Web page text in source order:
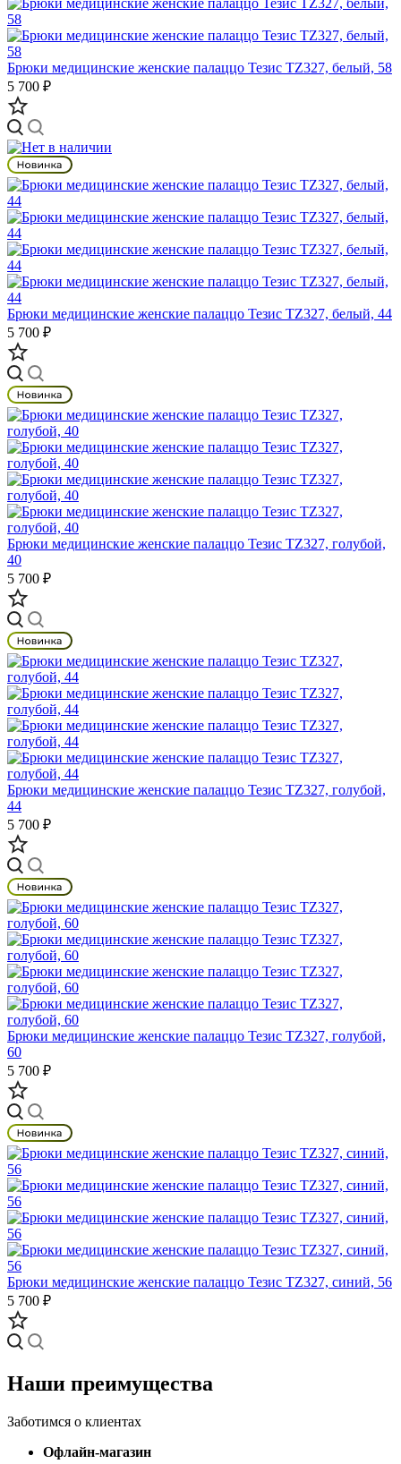
Брюки медицинские женские палаццо Тезис TZ327, белый, 58
5 700 ₽
Брюки медицинские женские палаццо Тезис TZ327, белый, 44
5 700 ₽
Брюки медицинские женские палаццо Тезис TZ327, голубой,
40
5 700 ₽
Брюки медицинские женские палаццо Тезис TZ327, голубой,
44
5 700 ₽
Брюки медицинские женские палаццо Тезис TZ327, голубой,
60
5 700 ₽
Брюки медицинские женские палаццо Тезис TZ327, синий, 56
5 700 ₽
Наши преимущества
Заботимся о клиентах
Офлайн-магазин